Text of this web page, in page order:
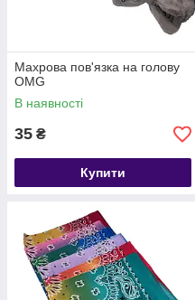
Махрова пов'язка на голову
OMG
В наявності
35 ₴
Купити